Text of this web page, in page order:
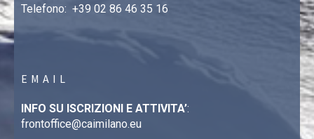
Telefono: +39 02 86 46 35 16
EMAIL
INFO SU ISCRIZIONI E ATTIVITA’:
frontoffice@caimilano.eu